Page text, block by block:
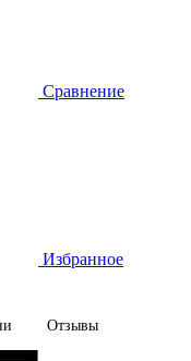
Сравнение
Избранное
Отзывы